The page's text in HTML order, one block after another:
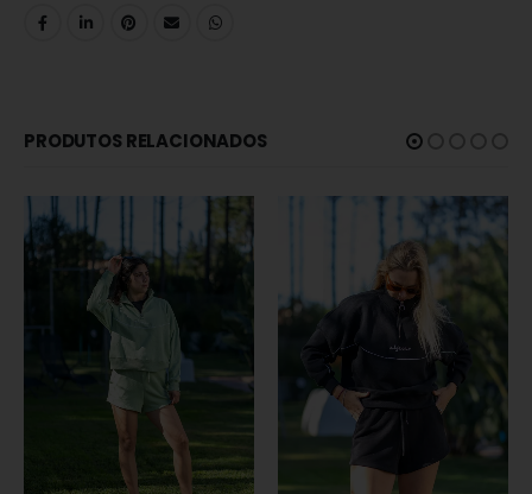
PRODUTOS RELACIONADOS